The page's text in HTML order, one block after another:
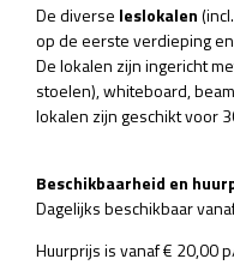
De diverse leslokalen
op de eerste verdieping
De lokalen zijn ingericht
stoelen), whiteboard,
lokalen zijn geschikt voor
Beschikbaarheid en
Dagelijks beschikbaar
Huurprijs is vanaf € 20,00